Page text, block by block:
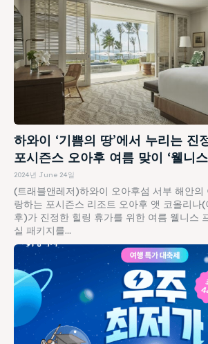
하와이 ‘기쁨의 땅’에서 누리는 진
포시즌스 오아후 여름 맞이 ‘웰니
2024년 June 24일
(트래블앤레저)하와이 오아후섬 서부 해안의
랑하는 포시즌스 리조트 오아후 앳 코올리나
후)가 진정한 힐링 휴가를 위한 여름 웰니스
실 패키지를...